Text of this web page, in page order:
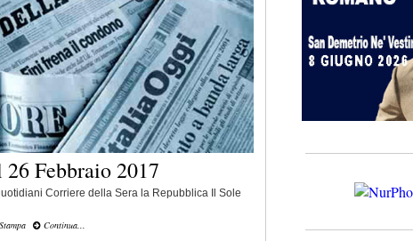
26 Febbraio 2017
Corriere della Sera la Repubblica Il Sole
Continua...